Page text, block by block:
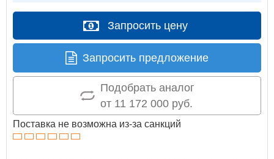
Запросить цену
Запросить предложение
Подобрать аналог
от 11 172 000 руб.
Поставка не возможна из-за санкций